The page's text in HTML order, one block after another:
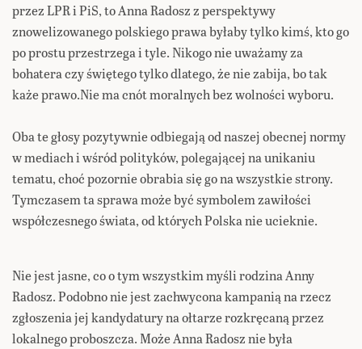
przez LPR i PiS, to Anna Radosz z perspektywy
znowelizowanego polskiego prawa byłaby tylko kimś, kto go
po prostu przestrzega i tyle. Nikogo nie uważamy za
bohatera czy świętego tylko dlatego, że nie zabija, bo tak
każe prawo.Nie ma cnót moralnych bez wolności wyboru.
Oba te głosy pozytywnie odbiegają od naszej obecnej normy
w mediach i wśród polityków, polegającej na unikaniu
tematu, choć pozornie obrabia się go na wszystkie strony.
Tymczasem ta sprawa może być symbolem zawiłości
współczesnego świata, od których Polska nie ucieknie.
Nie jest jasne, co o tym wszystkim myśli rodzina Anny
Radosz. Podobno nie jest zachwycona kampanią na rzecz
zgłoszenia jej kandydatury na ołtarze rozkręcaną przez
lokalnego proboszcza. Może Anna Radosz nie była